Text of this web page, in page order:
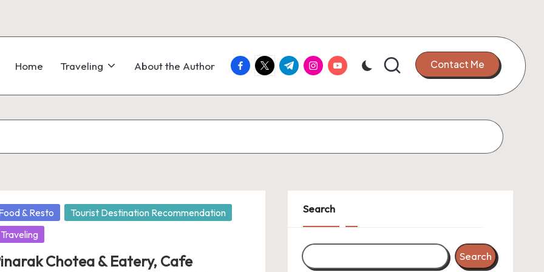
Home Traveling About the Author facebook.com
twitter.com
t.me instagram.com
youtube.com Contact Me
& Resto
Tourist Destination Recommendation
Traveling
Chotea & Eatery, Cafe
Search
Search